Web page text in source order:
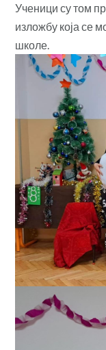
Ученици су том
изложбу која се
школе.